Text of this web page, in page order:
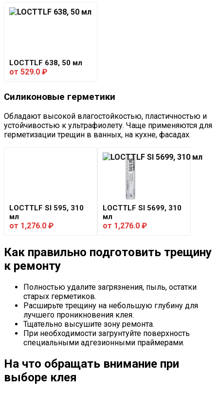
LOCTTLF 638, 50 мл
от 529.0 ₽
Силиконовые герметики
Обладают высокой влагостойкостью, пластичностью и
устойчивостью к ультрафиолету. Чаще применяются для
герметизации трещин в ванных, на кухне, фасадах.
LOCTTLF SI 595, 310
мл
от 1,276.0 ₽
LOCTTLF SI 5699, 310
мл
от 1,276.0 ₽
Как правильно подготовить трещину
к ремонту
Полностью удалите загрязнения, пыль, остатки
старых герметиков.
Расширьте трещину на небольшую глубину для
лучшего проникновения клея.
Тщательно высушите зону ремонта.
При необходимости загрунтуйте поверхность
специальными адгезионными праймерами.
На что обращать внимание при
выборе клея